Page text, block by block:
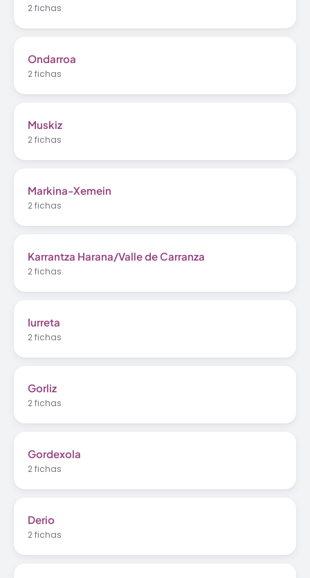
2 fichas
Ondarroa
2 fichas
Muskiz
2 fichas
Markina-Xemein
2 fichas
Karrantza Harana/Valle de Carranza
2 fichas
Iurreta
2 fichas
Gorliz
2 fichas
Gordexola
2 fichas
Derio
2 fichas